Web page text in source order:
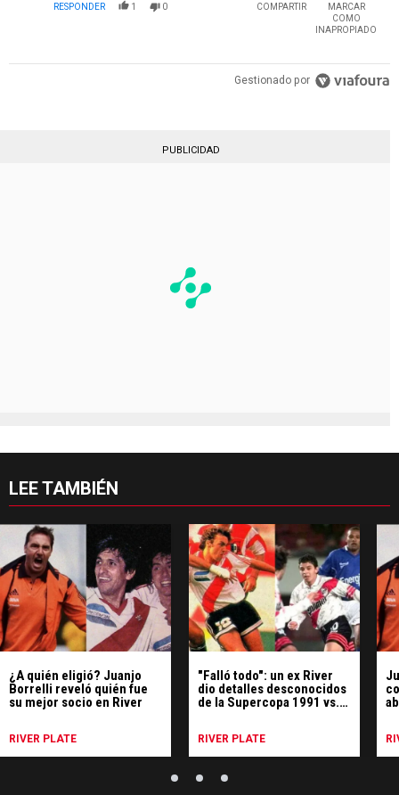
RESPONDER 1 0 COMPARTIR
MARCAR
COMO
INAPROPIADO
Gestionado por
PUBLICIDAD
LEE TAMBIÉN
¿A quién eligió? Juanjo
Borrelli reveló quién fue
su mejor socio en River
RIVER PLATE
"Falló todo": un ex River
dio detalles desconocidos
de la Supercopa 1991 vs.
RIVER PLATE